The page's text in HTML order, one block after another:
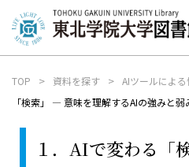
TOP 資料を探す AIツールによ
「検索」 ― 意味を理解するAIの強みと弱
１．AIで変わる「